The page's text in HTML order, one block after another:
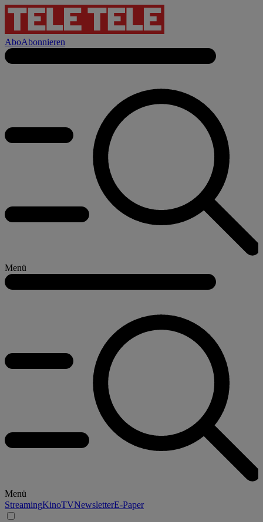
AboAbonnieren
Menü
Menü
StreamingKinoTVNewsletterE-Paper